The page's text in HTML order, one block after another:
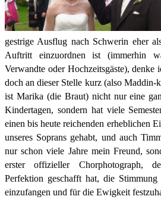
gestrige Ausflug nach Schwerin eher
Auftritt einzuordnen ist (immerhin
Verwandte oder Hochzeitsgäste), denke
doch an dieser Stelle kurz (also
ist Marika (die Braut) nicht nur eine
Kindertagen, sondern hat viele
einen bis heute reichenden erheblichen
unseres Soprans gehabt, und auch
nur schon viele Jahre mein Freund,
erster offizieller Chorphotograph,
Perfektion geschafft hat, die Stimmung
einzufangen und für die Ewigkeit